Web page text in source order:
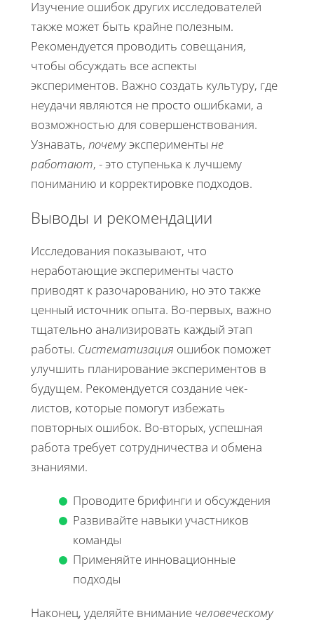
Изучение ошибок других исследователей
также может быть крайне полезным.
Рекомендуется проводить совещания,
чтобы обсуждать все аспекты
экспериментов. Важно создать культуру, где
неудачи являются не просто ошибками, а
возможностью для совершенствования.
Узнавать, почемуэксперименты не
работают, - это ступенька к лучшему
пониманию и корректировке подходов.
Выводы и рекомендации
Исследования показывают, что
неработающие эксперименты часто
приводят к разочарованию, но это также
ценный источник опыта. Во-первых, важно
тщательно анализировать каждый этап
работы. Систематизация ошибок поможет
улучшить планирование экспериментов в
будущем. Рекомендуется создание чек-
листов, которые помогут избежать
повторных ошибок. Во-вторых, успешная
работа требует сотрудничества и обмена
знаниями.
Проводите брифинги и обсуждения
Развивайте навыки участников
команды
Применяйте инновационные
подходы
Наконец, уделяйте внимание человеческому